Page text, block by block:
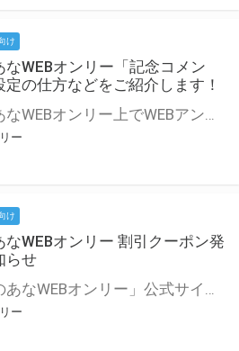
け
なWEBオンリー「記念コメン
定の仕方などをご紹介します！
とらのあなWEBオンリー上でWEBアンソロジーが作成できる「記念コメント」について、その使い方や作成手順を解説します！ 支援タイプを「サークル参加型」「サークル参加型・マルシェ(イベント会場)機能付き」でお申し込みいただいている主催者様はぜひご活用ください♪ とらのあなWEBオンリーサイトはこちら
ー
け
なWEBオンリー 割引クーポン発
らせ
「とらのあなWEBオンリー」公式サイトでとらのあな通販の「割引クーポン」を配布中！ イベントごとに開催当日限定で使える割引クーポンのシリアルコードを発行します。 とらのあなWEBオンリーのページをチェックして、イベント当日にお得にお買い物を楽しみましょう♪ ※本キャンペーンは予告なく終了する場合がございます。 とらのあなWEBオンリーサイトはこちら
ー